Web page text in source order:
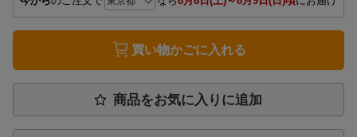
買い物かごに入れる
商品をお気に入りに追加